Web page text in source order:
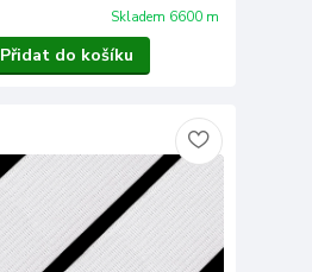
Skladem 6600 m
Přidat do košíku